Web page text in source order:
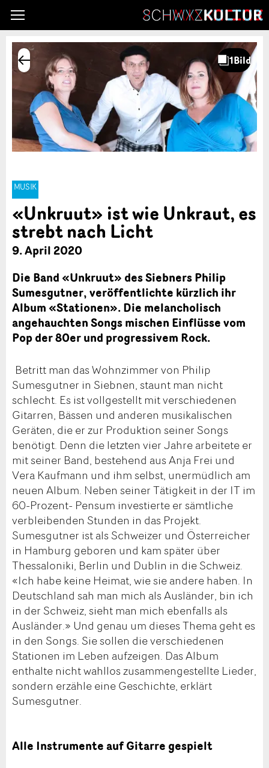
MUSIK
«Unkruut» ist wie Unkraut, es
strebt nach Licht
9. April 2020
Die Band «Unkruut» des Siebners Philip
Sumesgutner, veröffentlichte kürzlich ihr
Album «Stationen». Die melancholisch
angehauchten Songs mischen Einflüsse vom
Pop der 80er und progressivem Rock.
Betritt man das Wohnzimmer von Philip
Sumesgutner in Siebnen, staunt man nicht
schlecht. Es ist vollgestellt mit verschiedenen
Gitarren, Bässen und anderen musikalischen
Geräten, die er zur Produktion seiner Songs
benötigt. Denn die letzten vier Jahre arbeitete er
mit seiner Band, bestehend aus Anja Frei und
Vera Kaufmann und ihm selbst, unermüdlich am
neuen Album. Neben seiner Tätigkeit in der IT im
60-Prozent- Pensum investierte er sämtliche
verbleibenden Stunden in das Projekt.
Sumesgutner ist als Schweizer und Österreicher
in Hamburg geboren und kam später über
Thessaloniki, Berlin und Dublin in die Schweiz.
«Ich habe keine Heimat, wie sie andere haben. In
Deutschland sah man mich als Ausländer, bin ich
in der Schweiz, sieht man mich ebenfalls als
Ausländer.» Und genau um dieses Thema geht es
in den Songs. Sie sollen die verschiedenen
Stationen im Leben aufzeigen. Das Album
enthalte nicht wahllos zusammengestellte Lieder,
sondern erzähle eine Geschichte, erklärt
Sumesgutner.
Alle Instrumente auf Gitarre gespielt